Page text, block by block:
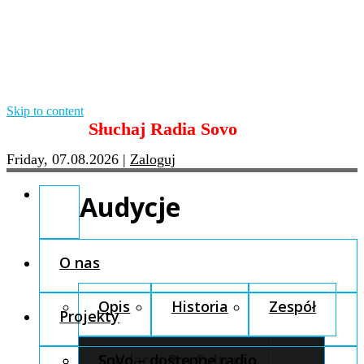
Skip to content
Słuchaj Radia Sovo
Friday, 07.08.2026 | Zaloguj
O nas
Opis Historia Zespół
Fundacja Pro Cultura
Projekty
SoVo – dostępne radio
Audycje